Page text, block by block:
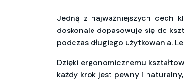
Jedną z najważniejszych cech
doskonale dopasowuje się do
podczas długiego użytkowania.
Dzięki ergonomicznemu
każdy krok jest pewny i